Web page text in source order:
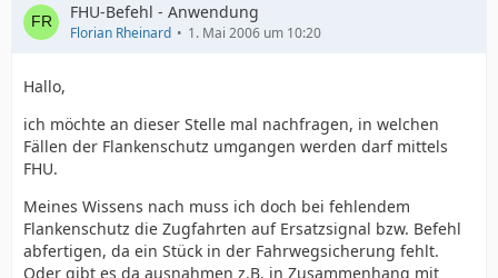
FHU-Befehl - Anwendung
Florian Rheinard 1. Mai 2006 um 10:20
Hallo,
ich möchte an dieser Stelle mal nachfragen, in welchen
Fällen der Flankenschutz umgangen werden darf mittels
FHU.
Meines Wissens nach muss ich doch bei fehlendem
Flankenschutz die Zugfahrten auf Ersatzsignal bzw. Befehl
abfertigen, da ein Stück in der Fahrwegsicherung fehlt.
Oder gibt es da ausnahmen z.B. in Zusammenhang mit